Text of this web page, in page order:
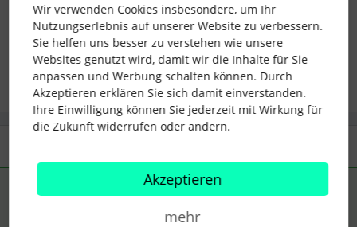
abwesenheiten zugriffsrechte Dienstreisen
AlexB ANTWORT Forum|Forum|2 years ago
Wir verwenden Cookies insbesondere, um Ihr
Nutzungserlebnis auf unserer Website zu verbessern.
Sie helfen uns besser zu verstehen wie unsere
Websites genutzt wird, damit wir die Inhalte für Sie
anpassen und Werbung schalten können. Durch
Akzeptieren erklären Sie sich damit einverstanden.
Ihre Einwilligung können Sie jederzeit mit Wirkung für
die Zukunft widerrufen oder ändern.
Akzeptieren
mehr